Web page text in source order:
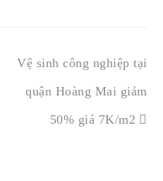
Vệ sinh công nghiệp tại
quận Hoàng Mai giảm
50% giá 7K/m2